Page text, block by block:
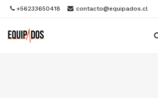
+56233650418 contacto@equipados.cl